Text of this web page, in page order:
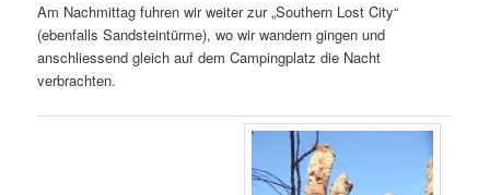
Am Nachmittag fuhren wir weiter zur „Southern Lost City“
(ebenfalls Sandsteintürme), wo wir wandern gingen und
anschliessend gleich auf dem Campingplatz die Nacht
verbrachten.